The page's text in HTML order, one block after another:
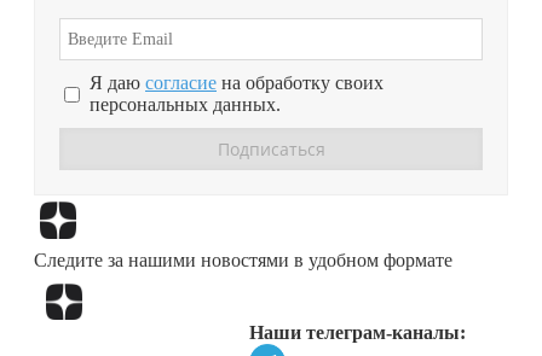
Я даю согласие на обработку своих
персональных данных.
Следите за нашими новостями в удобном формате
Наши телеграм-каналы: